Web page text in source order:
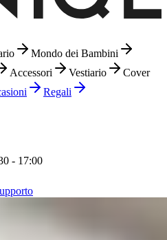
Mondo dei Bambini
Accessori Vestiario
Cover
Regali
- 17:00